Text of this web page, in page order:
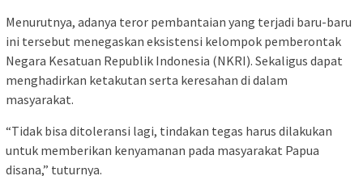
Menurutnya, adanya teror pembantaian yang terjadi baru-baru
ini tersebut menegaskan eksistensi kelompok pemberontak
Negara Kesatuan Republik Indonesia (NKRI). Sekaligus dapat
menghadirkan ketakutan serta keresahan di dalam
masyarakat.
“Tidak bisa ditoleransi lagi, tindakan tegas harus dilakukan
untuk memberikan kenyamanan pada masyarakat Papua
disana,” tuturnya.